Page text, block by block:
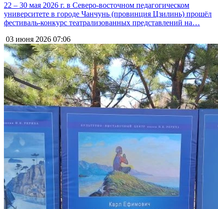
22 – 30 мая 2026 г. в Северо-восточном педагогическом
университете в городе Чанчунь (провинция Цзилинь) прошёл
фестиваль-конкурс театрализованных представлений на…
03 июня 2026 07:06